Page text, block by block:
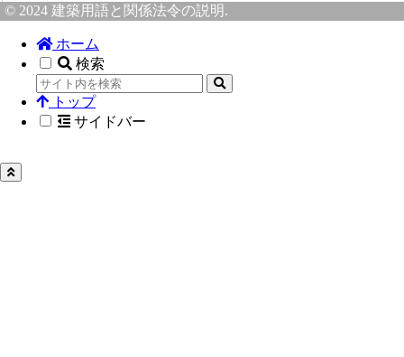
© 2024 建築用語と関係法令の説明.
ホーム
検索
トップ
サイドバー